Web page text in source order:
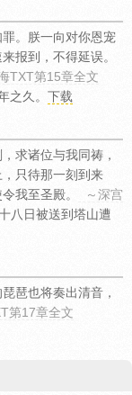
。朕一向对你恩宠
报到，不得延误。
TXT第15章全文
之久。 下载
求诸位与我同祷，
只待那一刻到来
我至圣殿。
～深宫
八日被送到塔山遭
琶也将奏出清音，
第17章全文